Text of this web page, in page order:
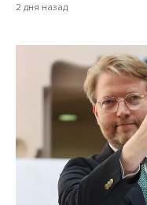
2 дня назад